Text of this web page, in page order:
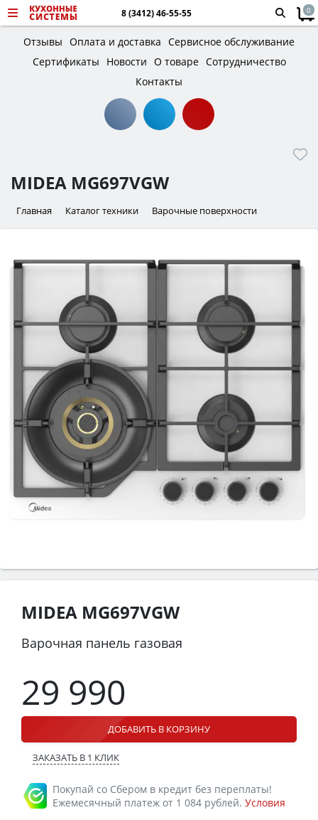
8 (3412) 46-55-55 0
Отзывы Оплата и доставка Сервисное обслуживание
Сертификаты
Новости О товаре Сотрудничество
Контакты
MIDEA MG697VGW
Главная Каталог техники Варочные поверхности
MIDEA MG697VGW
Варочная панель газовая
29 990
ДОБАВИТЬ В КОРЗИНУ
ЗАКАЗАТЬ В 1 КЛИК
Покупай со Сбером в кредит без переплаты!
Ежемесячный платеж от 1 084 рублей. Условия